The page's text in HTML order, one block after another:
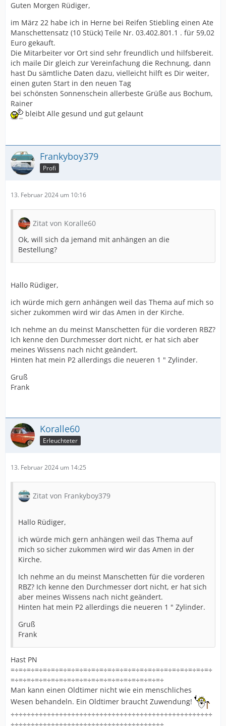
Guten Morgen Rüdiger,
im März 22 habe ich in Herne bei Reifen Stiebling einen Ate
Manschettensatz (10 Stück) Teile Nr. 03.402.801.1 . für 59,02
Euro gekauft.
Die Mitarbeiter vor Ort sind sehr freundlich und hilfsbereit.
ich maile Dir gleich zur Vereinfachung die Rechnung, dann
hast Du sämtliche Daten dazu, vielleicht hilft es Dir weiter,
einen guten Start in den neuen Tag
bei schönsten Sonnenschein allerbeste Grüße aus Bochum,
Rainer
bleibt Alle gesund und gut gelaunt
Frankyboy379
Profi
13. Februar 2024 um 10:16
Zitat von Koralle60
Ok, will sich da jemand mit anhängen an die
Bestellung?
Hallo Rüdiger,
ich würde mich gern anhängen weil das Thema auf mich so
sicher zukommen wird wir das Amen in der Kirche.
Ich nehme an du meinst Manschetten für die vorderen RBZ?
Ich kenne den Durchmesser dort nicht, er hat sich aber
meines Wissens nach nicht geändert.
Hinten hat mein P2 allerdings die neueren 1 " Zylinder.
Gruß
Frank
Koralle60
Erleuchteter
13. Februar 2024 um 14:25
Zitat von Frankyboy379
Hallo Rüdiger,
ich würde mich gern anhängen weil das Thema auf
mich so sicher zukommen wird wir das Amen in der
Kirche.
Ich nehme an du meinst Manschetten für die vorderen
RBZ? Ich kenne den Durchmesser dort nicht, er hat sich
aber meines Wissens nach nicht geändert.
Hinten hat mein P2 allerdings die neueren 1 " Zylinder.
Gruß
Frank
Hast PN
=÷=÷=÷=÷=÷=÷=÷=÷=÷=÷=÷=÷=÷=÷=÷=÷=÷=÷=÷=÷=÷=÷=÷=÷=÷
=÷=÷=÷=÷=÷=÷=÷=÷=÷=÷=÷=÷=÷=÷=÷=÷=÷=÷=÷
Man kann einen Oldtimer nicht wie ein menschliches
Wesen behandeln. Ein Oldtimer braucht Zuwendung!
÷÷÷÷÷÷÷÷÷÷÷÷÷÷÷÷÷÷÷÷÷÷÷÷÷÷÷÷÷÷÷÷÷÷÷÷÷÷÷÷÷÷÷÷÷÷÷÷÷÷